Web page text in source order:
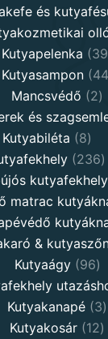
és
Kutyapelenka 39
Kutyasampon 44
Mancsvédő 22
és
Kutyabiléta 88
236
kutyafekhely
matrac
&
Kutyaágy 9696
Kutyakanapé 33
Kutyakosár 1212